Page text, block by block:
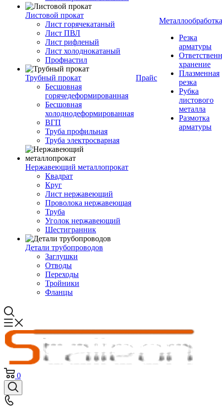
Листовой прокат
Лист горячекатаный
Лист ПВЛ
Лист рифленый
Лист холоднокатаный
Профнастил
Трубный прокат
Бесшовная
горячедеформированная
Бесшовная
холоднодеформированная
ВГП
Труба профильная
Труба электросварная
Нержавеющий металлопрокат
Квадрат
Круг
Лист нержавеющий
Проволока нержавеющая
Труба
Уголок нержавеющий
Шестигранник
Детали трубопроводов
Заглушки
Отводы
Переходы
Тройники
Фланцы
Прайс
Металлообработка
Резка
арматуры
хранение
Плазменная
резка
Рубка
листового
металла
Размотка
арматуры
0